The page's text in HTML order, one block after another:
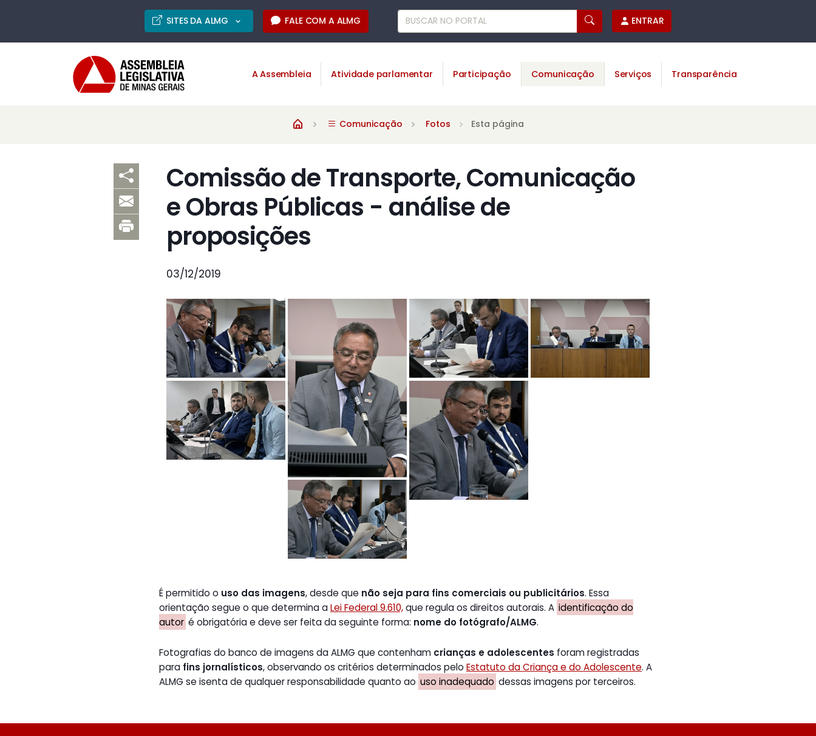
SITES DA ALMG FALE COM A ALMG ENTRAR
A Assembleia Atividade parlamentar Participação Comunicação Serviços Transparência
Comunicação Fotos Esta página
Comissão de Transporte, Comunicação
e Obras Públicas - análise de
proposições
03/12/2019
É permitido o uso das imagens, desde que não seja para fins comerciais ou publicitários. Essa
orientação segue o que determina aLei Federal 9.610,que regula os direitos autorais. A identificação do
autor é obrigatória e deve ser feita da seguinte forma: nome do fotógrafo/ALMG.
Fotografias do banco de imagens da ALMG que contenham crianças e adolescentes foram registradas
para fins jornalísticos, observando os critérios determinados pelo Estatuto da Criança e do Adolescente. A
ALMG se isenta de qualquer responsabilidade quanto ao uso inadequado dessas imagens por terceiros.